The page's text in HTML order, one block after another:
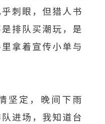
刺眼，但猎人书
排队买潮玩，是
拿着宣传小单与
坚定，晚间下雨
进场，我知道台